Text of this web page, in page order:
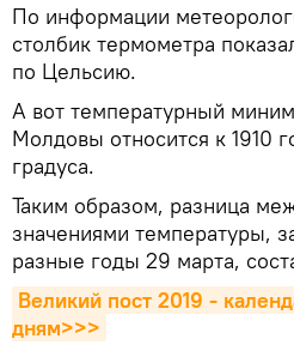
По информации
столбик термометра
по Цельсию.
А вот температурный
Молдовы относится к 1910
градуса.
Таким образом, разница
значениями температуры,
разные годы 29 марта,
Великий пост 2019 -
дням>>>